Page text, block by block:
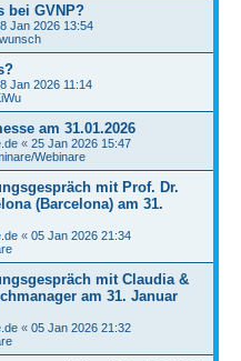
bei GVNP?
Jan 2026 13:54
Jan 2026 11:14
am 31.01.2026
« 25 Jan 2026 15:47
Webinare
mit Prof. Dr.
(Barcelona) am 31.
« 05 Jan 2026 21:34
mit Claudia &
am 31. Januar
« 05 Jan 2026 21:32